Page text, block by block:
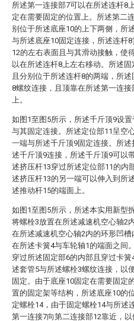
所述第一连接部7可以在所述连杆8
定在需要固定的位置上。所述第二
别位于所述底座10的上下两侧，所
与所述底座10固定连接，所述连杆
12的左右表面且与其滑动接触，使
以在所述连杆8上左右移动。所述固
且分别位于所述连杆8的两端，所
8螺纹连接，且顶靠在所述第一连
上。
如图1至图5所示，所述千斤顶9设置
与其固定连接。所述定位部11呈空
一端与所述千斤顶9固定连接。所
述千斤顶9连接，所述千斤顶9可以
述挤压杆13穿过所述定位部11的内
述挤压杆13的另一端可以伸入到所
述推动杆15的端面上。
如图1至图5所示，所述本实用新型
将螺栓3放置在所述减速机空心轴2
在所述减速机空心轴2内的环形凹
在所述卡簧4与车轮轴1的端面之间
穿过所述固定部6的内部且穿过卡
述套管5与所述螺栓3螺纹连接，以
固定。由于底座10固定在需要固定
置的固定架等结构，所述底座10的
定螺栓14，由于固定螺栓14与所述
第一连接7向第二连接部12靠近，